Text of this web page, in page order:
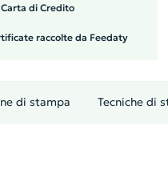
di Credito
raccolte da Feedaty
di stampa Tecniche di